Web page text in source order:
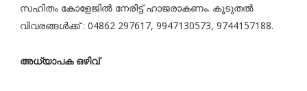
സഹിതം കോളേജിൽ നേരിട്ട് ഹാജരാകണം. കൂടുതൽ
വിവരങ്ങൾക്ക് : 04862 297617, 9947130573, 9744157188.
അധ്യാപക ഒഴിവ്